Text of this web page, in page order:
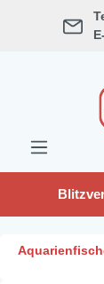
springen